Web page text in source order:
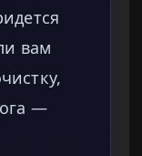
вам
—